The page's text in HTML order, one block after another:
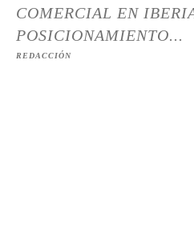
COMERCIAL EN
POSICIONAMIENTO...
REDACCIÓN